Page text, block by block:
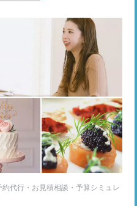
代行・お見積相談・予算シミュレ